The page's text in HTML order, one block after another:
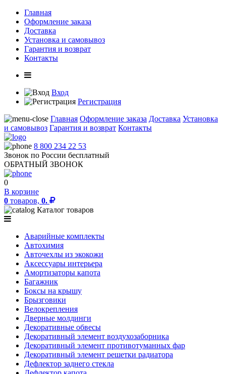
Главная
Оформление заказа
Доставка
Установка и самовывоз
Гарантия и возврат
Контакты
Вход
Регистрация
Главная Оформление заказа Доставка Установка
и самовывоз Гарантия и возврат Контакты
8 800 234 22 53
Звонок по России бесплатный
ОБРАТНЫЙ ЗВОНОК
0
В корзине
0 товаров, 0.
Каталог товаров
Аварийные комплекты
Автохимия
Авточехлы из экокожи
Аксессуары интерьера
Амортизаторы капота
Багажник
Боксы на крышу
Брызговики
Велокрепления
Дверные молдинги
Декоративные обвесы
Декоративный элемент воздухозаборника
Декоративный элемент противотуманных фар
Декоративный элемент решетки радиатора
Дефлектор заднего стекла